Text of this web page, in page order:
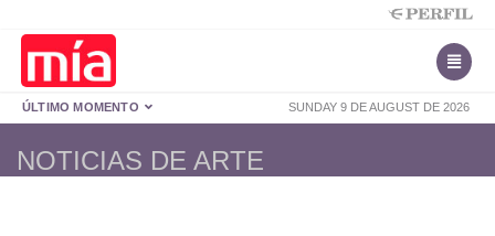
SUNDAY 9 DE AUGUST DE 2026
ÚLTIMO MOMENTO
NOTICIAS DE ARTE